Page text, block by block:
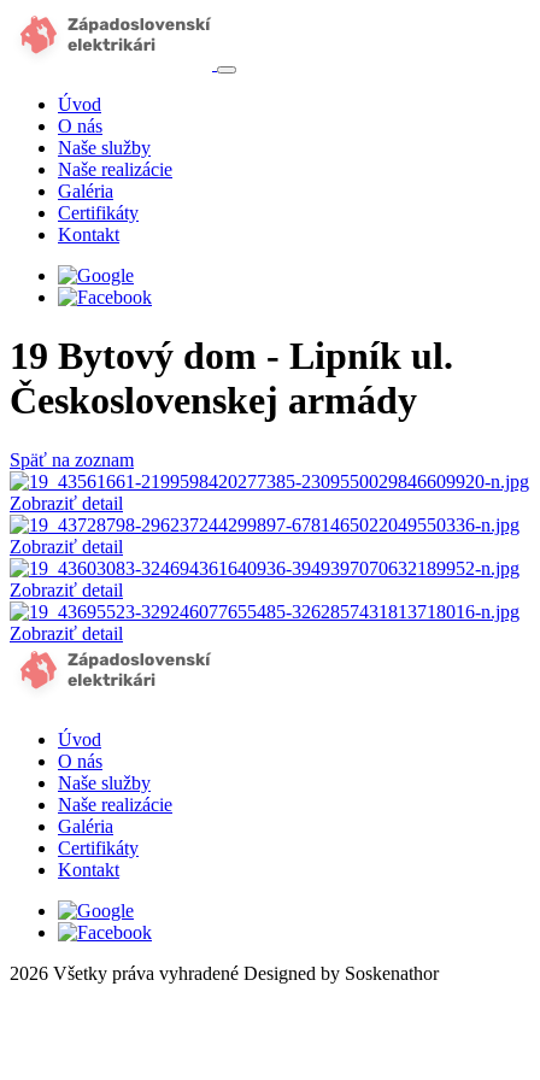
Úvod
O nás
Naše služby
Naše realizácie
Galéria
Certifikáty
Kontakt
19 Bytový dom - Lipník ul.
Československej armády
Späť na zoznam
Zobraziť detail
Zobraziť detail
Zobraziť detail
Zobraziť detail
Úvod
O nás
Naše služby
Naše realizácie
Galéria
Certifikáty
Kontakt
2026 Všetky práva vyhradené Designed by Soskenathor